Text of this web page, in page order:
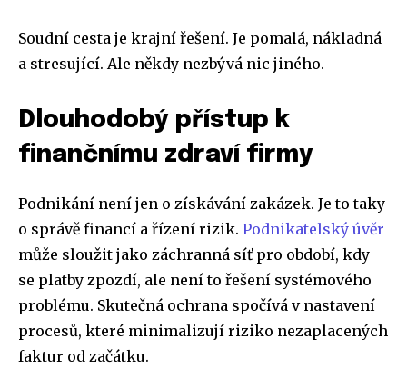
Soudní cesta je krajní řešení. Je pomalá, nákladná
a stresující. Ale někdy nezbývá nic jiného.
Dlouhodobý přístup k
finančnímu zdraví firmy
Podnikání není jen o získávání zakázek. Je to taky
o správě financí a řízení rizik. Podnikatelský úvěr
může sloužit jako záchranná síť pro období, kdy
se platby zpozdí, ale není to řešení systémového
problému. Skutečná ochrana spočívá v nastavení
procesů, které minimalizují riziko nezaplacených
faktur od začátku.